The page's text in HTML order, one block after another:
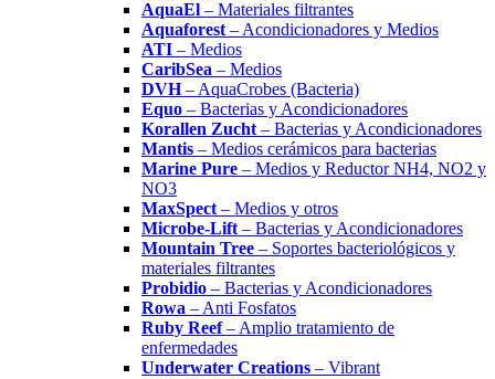
AquaEl – Materiales filtrantes
Aquaforest – Acondicionadores y Medios
ATI – Medios
CaribSea – Medios
DVH– AquaCrobes (Bacteria)
Equo – Bacterias y Acondicionadores
Korallen Zucht – Bacterias y Acondicionadores
Mantis – Medios cerámicos para bacterias
Marine Pure – Medios y Reductor NH4, NO2 y
NO3
MaxSpect – Medios y otros
Microbe-Lift – Bacterias y Acondicionadores
Mountain Tree – Soportes bacteriológicos y
materiales filtrantes
Probidio – Bacterias y Acondicionadores
Rowa – Anti Fosfatos
Ruby Reef– Amplio tratamiento de
enfermedades
Underwater Creations – Vibrant